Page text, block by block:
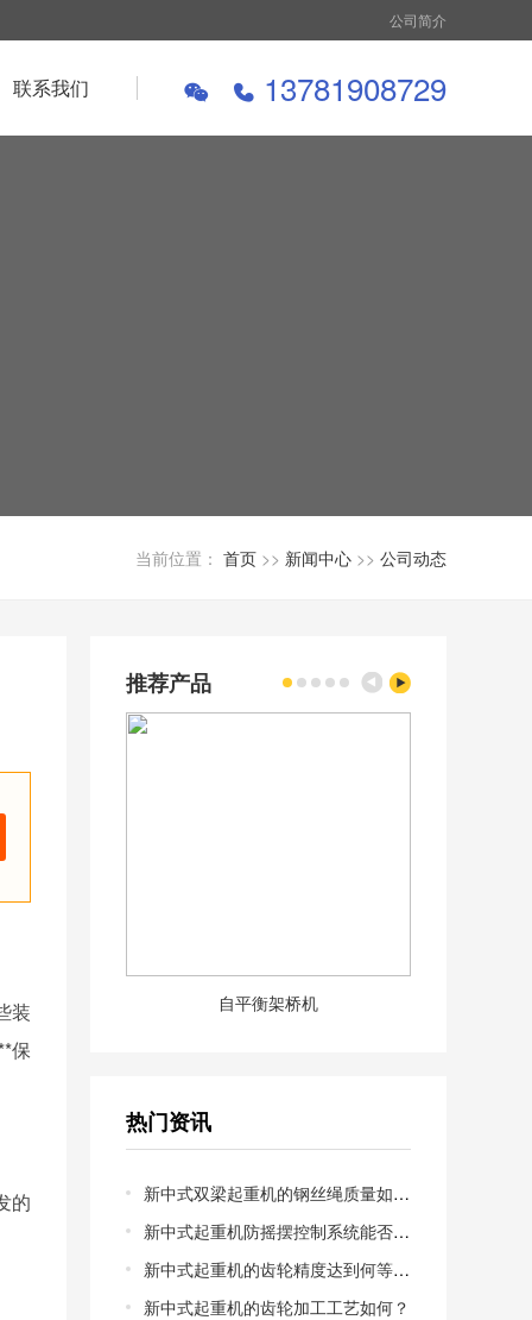
公司简介
13781908729
联系我们
当前位置： 首页 >> 新闻中心 >> 公司动态
装
保
的
推荐产品
自平衡架桥机
热门资讯
新中式双梁起重机的钢丝绳质量如何？
新中式起重机防摇摆控制系统能否兼容老旧起重机电机？
新中式起重机的齿轮精度达到何等级？新中式起重机的齿轮精度等级解析
新中式起重机的齿轮加工工艺如何？